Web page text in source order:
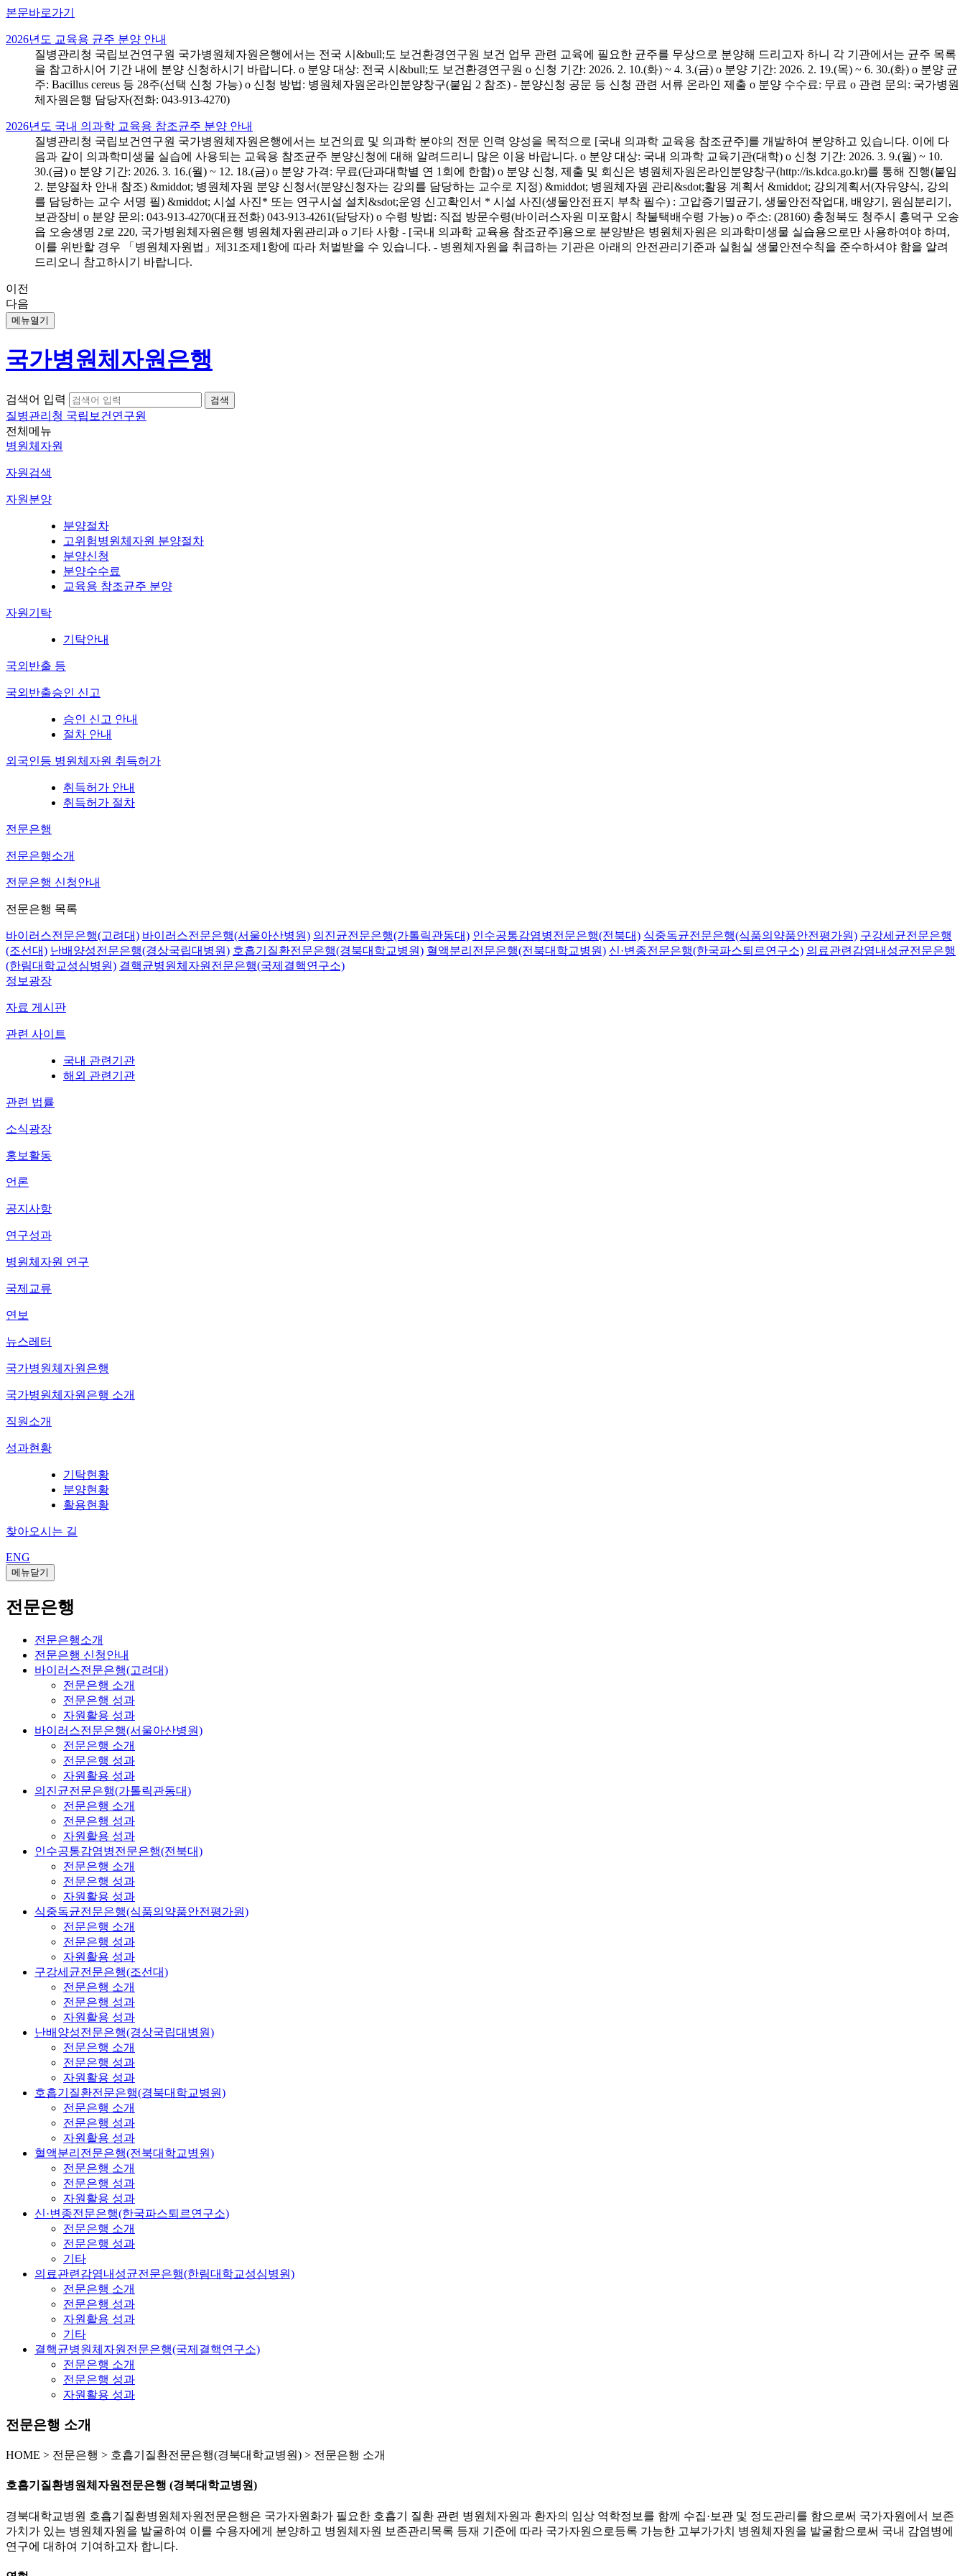
본문바로가기
2026년도 교육용 균주 분양 안내
질병관리청 국립보건연구원 국가병원체자원은행에서는 전국 시&bull;도 보건환경연구원 보건 업무 관련 교육에 필요한 균주를 무상으로 분양해 드리고자 하니 각 기관에서는 균주 목록
을 참고하시어 기간 내에 분양 신청하시기 바랍니다. o 분양 대상: 전국 시&bull;도 보건환경연구원 o 신청 기간: 2026. 2. 10.(화) ~ 4. 3.(금) o 분양 기간: 2026. 2. 19.(목) ~ 6. 30.(화) o 분양 균
주: Bacillus cereus 등 28주(선택 신청 가능) o 신청 방법: 병원체자원온라인분양창구(붙임 2 참조) - 분양신청 공문 등 신청 관련 서류 온라인 제출 o 분양 수수료: 무료 o 관련 문의: 국가병원
체자원은행 담당자(전화: 043-913-4270)
2026년도 국내 의과학 교육용 참조균주 분양 안내
질병관리청 국립보건연구원 국가병원체자원은행에서는 보건의료 및 의과학 분야의 전문 인력 양성을 목적으로 [국내 의과학 교육용 참조균주]를 개발하여 분양하고 있습니다. 이에 다
음과 같이 의과학미생물 실습에 사용되는 교육용 참조균주 분양신청에 대해 알려드리니 많은 이용 바랍니다. o 분양 대상: 국내 의과학 교육기관(대학) o 신청 기간: 2026. 3. 9.(월) ~ 10.
30.(금) o 분양 기간: 2026. 3. 16.(월) ~ 12. 18.(금) o 분양 가격: 무료(단과대학별 연 1회에 한함) o 분양 신청, 제출 및 회신은 병원체자원온라인분양창구(http://is.kdca.go.kr)를 통해 진행(붙임
2. 분양절차 안내 참조) &middot; 병원체자원 분양 신청서(분양신청자는 강의를 담당하는 교수로 지정) &middot; 병원체자원 관리&sdot;활용 계획서 &middot; 강의계획서(자유양식, 강의
를 담당하는 교수 서명 필) &middot; 시설 사진* 또는 연구시설 설치&sdot;운영 신고확인서 * 시설 사진(생물안전표지 부착 필수) : 고압증기멸균기, 생물안전작업대, 배양기, 원심분리기,
보관장비 o 분양 문의: 043-913-4270(대표전화) 043-913-4261(담당자) o 수령 방법: 직접 방문수령(바이러스자원 미포함시 착불택배수령 가능) o 주소: (28160) 충청북도 청주시 흥덕구 오송
읍 오송생명 2로 220, 국가병원체자원은행 병원체자원관리과 o 기타 사항 - [국내 의과학 교육용 참조균주]용으로 분양받은 병원체자원은 의과학미생물 실습용으로만 사용하여야 하며,
이를 위반할 경우 「병원체자원법」제31조제1항에 따라 처벌받을 수 있습니다. - 병원체자원을 취급하는 기관은 아래의 안전관리기준과 실험실 생물안전수칙을 준수하셔야 함을 알려
드리오니 참고하시기 바랍니다.
이전
다음
메뉴열기
국가병원체자원은행
검색어 입력
질병관리청 국립보건연구원
전체메뉴
병원체자원
자원검색
자원분양
분양절차
고위험병원체자원 분양절차
분양신청
분양수수료
교육용 참조균주 분양
자원기탁
기탁안내
국외반출 등
국외반출승인 신고
승인 신고 안내
절차 안내
외국인등 병원체자원 취득허가
취득허가 안내
취득허가 절차
전문은행
전문은행소개
전문은행 신청안내
전문은행 목록
바이러스전문은행(고려대) 바이러스전문은행(서울아산병원) 의진균전문은행(가톨릭관동대) 인수공통감염병전문은행(전북대) 식중독균전문은행(식품의약품안전평가원) 구강세균전문은행
(조선대) 난배양성전문은행(경상국립대병원) 호흡기질환전문은행(경북대학교병원) 혈액분리전문은행(전북대학교병원) 신·변종전문은행(한국파스퇴르연구소) 의료관련감염내성균전문은행
(한림대학교성심병원) 결핵균병원체자원전문은행(국제결핵연구소)
정보광장
자료 게시판
관련 사이트
국내 관련기관
해외 관련기관
관련 법률
소식광장
홍보활동
언론
공지사항
연구성과
병원체자원 연구
국제교류
연보
뉴스레터
국가병원체자원은행
국가병원체자원은행 소개
직원소개
성과현황
기탁현황
분양현황
활용현황
찾아오시는 길
ENG
메뉴닫기
전문은행
전문은행소개
전문은행 신청안내
바이러스전문은행(고려대)
전문은행 소개
전문은행 성과
자원활용 성과
바이러스전문은행(서울아산병원)
전문은행 소개
전문은행 성과
자원활용 성과
의진균전문은행(가톨릭관동대)
전문은행 소개
전문은행 성과
자원활용 성과
인수공통감염병전문은행(전북대)
전문은행 소개
전문은행 성과
자원활용 성과
식중독균전문은행(식품의약품안전평가원)
전문은행 소개
전문은행 성과
자원활용 성과
구강세균전문은행(조선대)
전문은행 소개
전문은행 성과
자원활용 성과
난배양성전문은행(경상국립대병원)
전문은행 소개
전문은행 성과
자원활용 성과
호흡기질환전문은행(경북대학교병원)
전문은행 소개
전문은행 성과
자원활용 성과
혈액분리전문은행(전북대학교병원)
전문은행 소개
전문은행 성과
자원활용 성과
신·변종전문은행(한국파스퇴르연구소)
전문은행 소개
전문은행 성과
기타
의료관련감염내성균전문은행(한림대학교성심병원)
전문은행 소개
전문은행 성과
자원활용 성과
기타
결핵균병원체자원전문은행(국제결핵연구소)
전문은행 소개
전문은행 성과
자원활용 성과
전문은행 소개
HOME > 전문은행 > 호흡기질환전문은행(경북대학교병원) > 전문은행 소개
호흡기질환병원체자원전문은행 (경북대학교병원)
경북대학교병원 호흡기질환병원체자원전문은행은 국가자원화가 필요한 호흡기 질환 관련 병원체자원과 환자의 임상 역학정보를 함께 수집·보관 및 정도관리를 함으로써 국가자원에서 보존
가치가 있는 병원체자원을 발굴하여 이를 수용자에게 분양하고 병원체자원 보존관리목록 등재 기준에 따라 국가자원으로등록 가능한 고부가가치 병원체자원을 발굴함으로써 국내 감염병에
연구에 대하여 기여하고자 합니다.